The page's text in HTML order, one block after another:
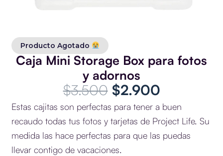
Producto Agotado
Caja Mini Storage Box para fotos
y adornos
$3.500 El
precio
original
era:
$3.500.
$2.900El
precio
actual
es:
Estas cajitas son perfectas para tener a buen
recaudo todas tus fotos y tarjetas de Project Life. Su
medida las hace perfectas para que las puedas
llevar contigo de vacaciones.